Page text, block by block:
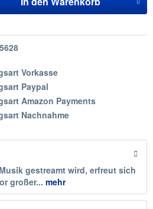
Vorkasse
Paypal
Amazon Payments
Nachnahme
gestreamt wird, erfreut sich
großer... mehr